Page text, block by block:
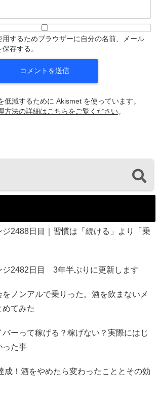
用するためブラウザーに自分の名前、メール
存する。
低減するために Akismet を使っています。
方法の詳細はこちらをご覧ください。
ジ2488日目｜習慣は「続ける」より「乗
ジ2482日目 3年半ぶりに更新します
をノンアルで乗りった。酒を飲まないメ
めてみた
ーって稼げる？稼げない？実際にはじ
った事
成！酒をやめたら変わったこととその効